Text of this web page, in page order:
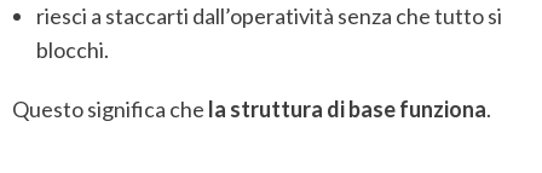
riesci a staccarti dall’operatività senza che tutto si
blocchi.
Questo significa che la struttura di base funziona.